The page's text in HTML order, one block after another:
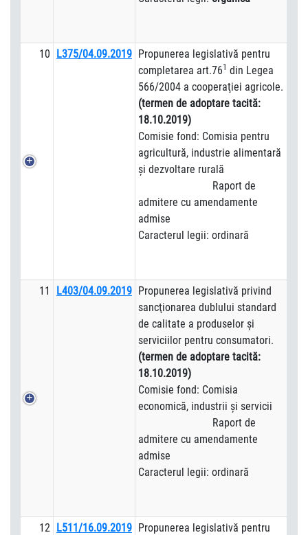
10 L375/04.09.2019 Propunerea legislativă pentru
completarea art.761 din Legea
566/2004 a cooperaţiei agricole.
(termen de adoptare tacită:
18.10.2019)
Comisie fond: Comisia pentru
agricultură, industrie alimentară
şi dezvoltare rurală
Raport de
admitere cu amendamente
admise
Caracterul legii: ordinară
11 L403/04.09.2019 Propunerea legislativă privind
sancţionarea dublului standard
de calitate a produselor şi
serviciilor pentru consumatori.
(termen de adoptare tacită:
18.10.2019)
Comisie fond: Comisia
economică, industrii şi servicii
Raport de
admitere cu amendamente
admise
Caracterul legii: ordinară
12 L511/16.09.2019 Propunerea legislativă pentru